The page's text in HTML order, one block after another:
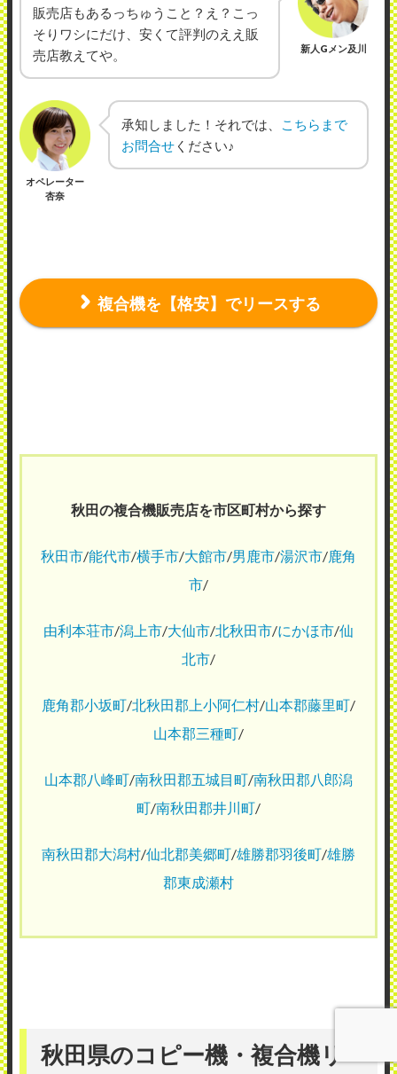
販売店もあるっちゅうこと？え？こっ
そりワシにだけ、安くて評判のええ販
売店教えてや。
新人Gメン及川
オペレーター
杏奈
承知しました！それでは、
こちらまで
お問合せ ください♪
複合機を【格安】でリースする
秋田の複合機販売店を市区町村から探す
秋田市/能代市/横手市/大館市/男鹿市/湯沢市/鹿角
市/
由利本荘市/潟上市/大仙市/北秋田市/にかほ市/仙
北市/
鹿角郡小坂町/北秋田郡上小阿仁村/山本郡藤里町/
山本郡三種町/
山本郡八峰町/南秋田郡五城目町/南秋田郡八郎潟
町/南秋田郡井川町/
南秋田郡大潟村/仙北郡美郷町/雄勝郡羽後町/雄勝
郡東成瀬村
秋田県のコピー機・複合機リー